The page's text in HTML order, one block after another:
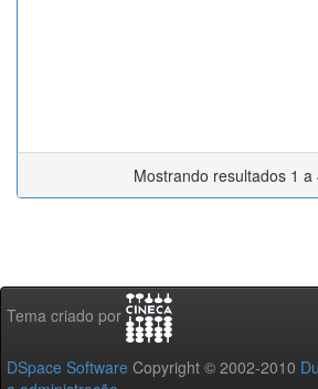
Mostrando resultados 1 a
Tema criado por
DSpace Software Copyright © 2002-2010